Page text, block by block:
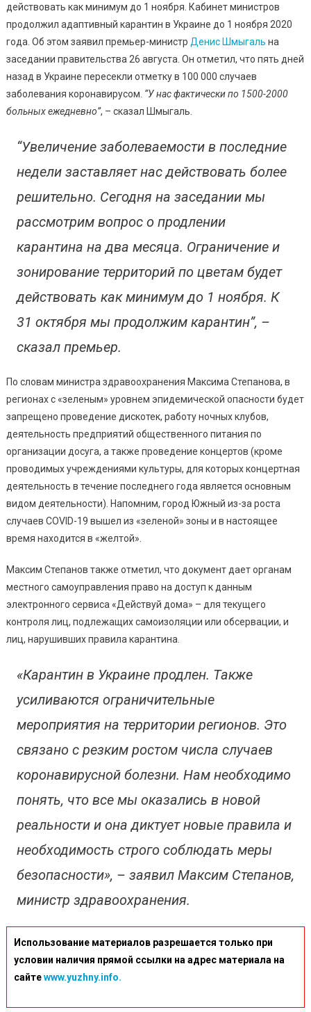
Украине
Продлили
Еще
На
Два
Месяца
действовать как минимум до 1 ноября. Кабинет министров
продолжил адаптивный карантин в Украине до 1 ноября 2020
года. Об этом заявил премьер-министр Денис Шмыгаль на
заседании правительства 26 августа. Он отметил, что пять дней
назад в Украине пересекли отметку в 100 000 случаев
заболевания коронавирусом. “У нас фактически по 1500-2000
больных ежедневно”, – сказал Шмыгаль.
“Увеличение заболеваемости в последние
недели заставляет нас действовать более
решительно. Сегодня на заседании мы
рассмотрим вопрос о продлении
карантина на два месяца. Ограничение и
зонирование территорий по цветам будет
действовать как минимум до 1 ноября. К
31 октября мы продолжим карантин”, –
сказал премьер.
По словам министра здравоохранения Максима Степанова, в
регионах с «зеленым» уровнем эпидемической опасности будет
запрещено проведение дискотек, работу ночных клубов,
деятельность предприятий общественного питания по
организации досуга, а также проведение концертов (кроме
проводимых учреждениями культуры, для которых концертная
деятельность в течение последнего года является основным
видом деятельности). Напомним, город Южный из-за роста
случаев COVID-19 вышел из «зеленой» зоны и в настоящее
время находится в «желтой».
Максим Степанов также отметил, что документ дает органам
местного самоуправления право на доступ к данным
электронного сервиса «Действуй дома» – для текущего
контроля лиц, подлежащих самоизоляции или обсервации, и
лиц, нарушивших правила карантина.
«Карантин в Украине продлен. Также
усиливаются ограничительные
мероприятия на территории регионов. Это
связано с резким ростом числа случаев
коронавирусной болезни. Нам необходимо
понять, что все мы оказались в новой
реальности и она диктует новые правила и
необходимость строго соблюдать меры
безопасности», – заявил Максим Степанов,
министр здравоохранения.
Использование материалов разрешается только при
условии наличия прямой ссылки на адрес материала на
сайтеwww.yuzhny.info.